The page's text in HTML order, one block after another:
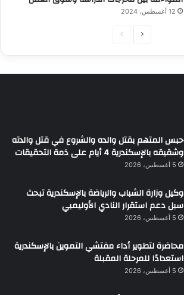
12 أغسطس، 2024
الصفحةالصفحة
حبس المتهم بقتل والده والشروع في قتل والدته
وشقيقه بالإسكندرية 4 أيام على ذمة التحقيقات
5 أغسطس، 2026
وكيل وزارة الشباب والرياضة بالإسكندرية تبحث
سبل دعم استقرار النادي الأوليمبي
5 أغسطس، 2026
محاضرة لتطوير أداء مفتشي التموين بالإسكندرية
استعدادًا للمرحلة المقبلة
5 أغسطس، 2026